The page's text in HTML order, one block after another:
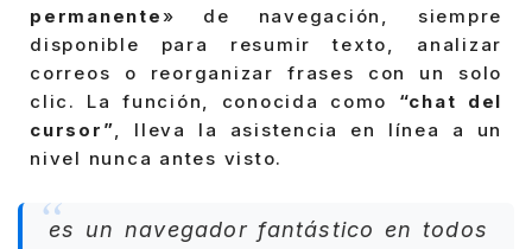
permanente» de navegación, siempre
disponible para resumir texto, analizar
correos o reorganizar frases con un solo
clic. La función, conocida como “chat del
cursor”, lleva la asistencia en línea a un
nivel nunca antes visto.
es un navegador fantástico en todos